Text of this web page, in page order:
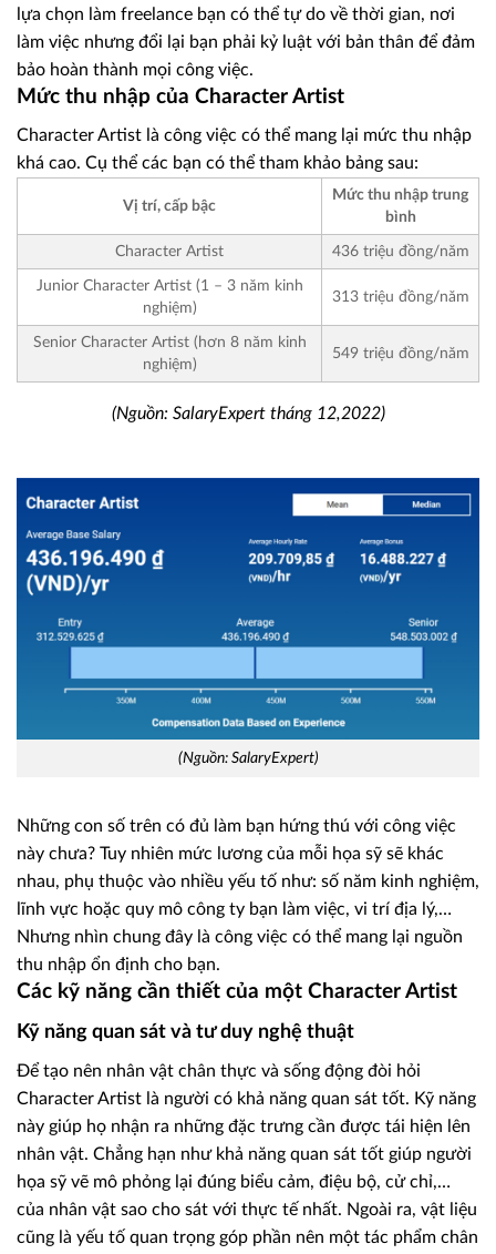
lựa chọn làm freelance bạn có thể tự do về thời gian, nơi
làm việc nhưng đổi lại bạn phải kỷ luật với bản thân để đảm
bảo hoàn thành mọi công việc.
Mức thu nhập của Character Artist
Character Artist là công việc có thể mang lại mức thu nhập
khá cao. Cụ thể các bạn có thể tham khảo bảng sau:
Vị trí, cấp bậc
Mức thu nhập trung
bình
Character Artist 436 triệu đồng/năm
Junior Character Artist (1 – 3 năm kinh
nghiệm)
313 triệu đồng/năm
Senior Character Artist (hơn 8 năm kinh
nghiệm)
549 triệu đồng/năm
(Nguồn: SalaryExpert tháng 12,2022)
(Nguồn: SalaryExpert)
Những con số trên có đủ làm bạn hứng thú với công việc
này chưa? Tuy nhiên mức lương của mỗi họa sỹ sẽ khác
nhau, phụ thuộc vào nhiều yếu tố như: số năm kinh nghiệm,
lĩnh vực hoặc quy mô công ty bạn làm việc, vi trí địa lý,…
Nhưng nhìn chung đây là công việc có thể mang lại nguồn
thu nhập ổn định cho bạn.
Các kỹ năng cần thiết của một Character Artist
Kỹ năng quan sát và tư duy nghệ thuật
Để tạo nên nhân vật chân thực và sống động đòi hỏi
Character Artist là người có khả năng quan sát tốt. Kỹ năng
này giúp họ nhận ra những đặc trưng cần được tái hiện lên
nhân vật. Chẳng hạn như khả năng quan sát tốt giúp người
họa sỹ vẽ mô phỏng lại đúng biểu cảm, điệu bộ, cử chỉ,…
của nhân vật sao cho sát với thực tế nhất. Ngoài ra, vật liệu
cũng là yếu tố quan trọng góp phần nên một tác phẩm chân